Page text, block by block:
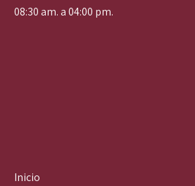
08:30 am. a 04:00 pm.
Inicio